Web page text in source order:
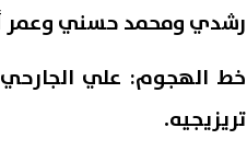
رشدي ومحمد حسني وعمر
خط الهجوم: علي
تريزيجيه.